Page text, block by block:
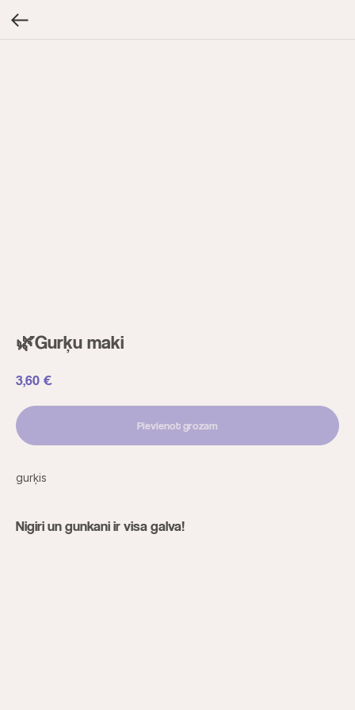
🌿Gurķu maki
3,60 €
Pievienot grozam
gurķis
Nigiri un gunkani ir visa galva!